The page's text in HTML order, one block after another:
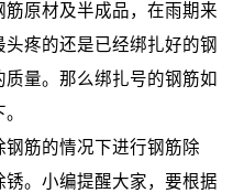
原材及半成品，在雨期来
疼的还是已经绑扎好的钢
量。那么绑扎号的钢筋如
筋的情况下进行钢筋除
。小编提醒大家，要根据